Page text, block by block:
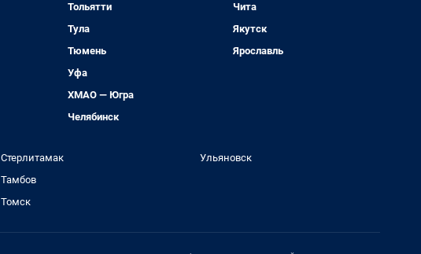
Тольятти
Тула
Тюмень
Уфа
ХМАО — Югра
Челябинск
Чита
Якутск
Ярославль
Стерлитамак
Тамбов
Томск
Ульяновск